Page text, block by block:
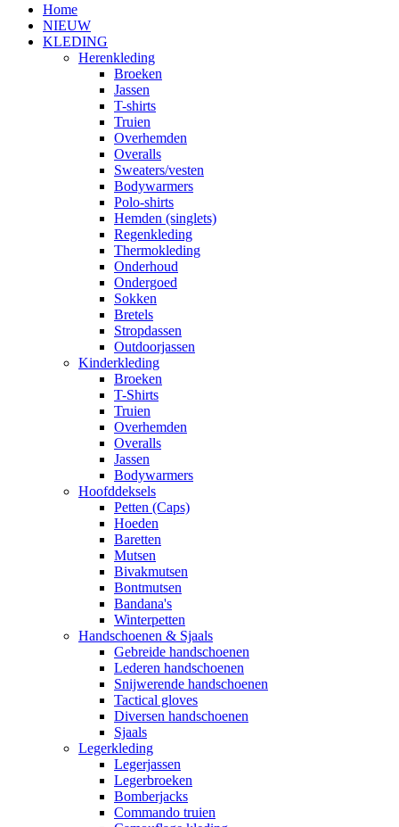
Home
NIEUW
KLEDING
Herenkleding
Broeken
Jassen
T-shirts
Truien
Overhemden
Overalls
Sweaters/vesten
Bodywarmers
Polo-shirts
Hemden (singlets)
Regenkleding
Thermokleding
Onderhoud
Ondergoed
Sokken
Bretels
Stropdassen
Outdoorjassen
Kinderkleding
Broeken
T-Shirts
Truien
Overhemden
Overalls
Jassen
Bodywarmers
Hoofddeksels
Petten (Caps)
Hoeden
Baretten
Mutsen
Bivakmutsen
Bontmutsen
Bandana's
Winterpetten
Handschoenen & Sjaals
Gebreide handschoenen
Lederen handschoenen
Snijwerende handschoenen
Tactical gloves
Diversen handschoenen
Sjaals
Legerkleding
Legerjassen
Legerbroeken
Bomberjacks
Commando truien